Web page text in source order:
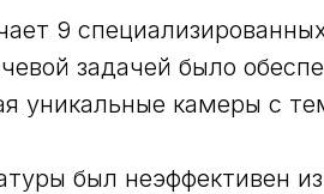
9
задачей было
уникальные камеры с
был неэффективен